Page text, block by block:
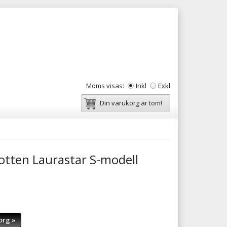
Moms visas: Inkl
Exkl
Din varukorg är tom!
Laurastar S-modell
»